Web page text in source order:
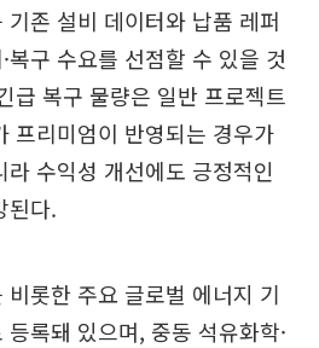
존 설비 데이터와 납품 레퍼
복구 수요를 선점할 수 있을 것
급 복구 물량은 일반 프로젝트
프리미엄이 반영되는 경우가
수익성 개선에도 긍정적인
된다.
롯한 주요 글로벌 에너지 기
록돼 있으며, 중동 석유화학·